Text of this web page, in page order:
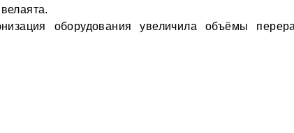
оборудования увеличила объёмы